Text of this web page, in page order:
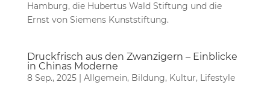
Hamburg, die Hubertus Wald Stiftung und die
Ernst von Siemens Kunststiftung.
Druckfrisch aus den Zwanzigern – Einblicke
in Chinas Moderne
8 Sep., 2025| Allgemein, Bildung, Kultur, Lifestyle